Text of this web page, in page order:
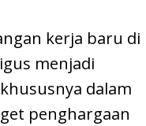
kerja baru di
menjadi
dalam
penghargaan